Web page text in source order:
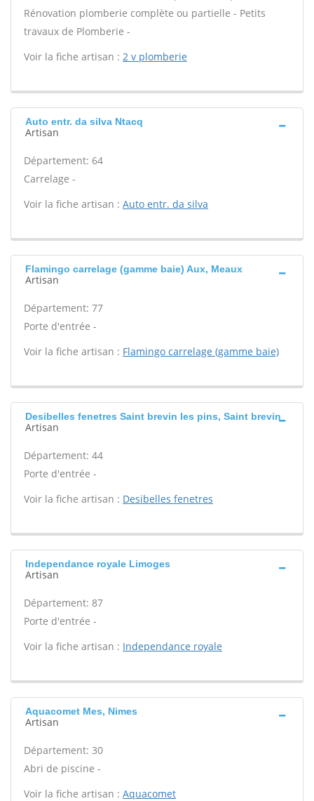
Rénovation plomberie complète ou partielle - Petits
travaux de Plomberie -
Voir la fiche artisan : 2 v plomberie
Auto entr. da silva Ntacq
Artisan
Département: 64
Carrelage -
Voir la fiche artisan : Auto entr. da silva
Flamingo carrelage (gamme baie) Aux, Meaux
Artisan
Département: 77
Porte d'entrée -
Voir la fiche artisan : Flamingo carrelage (gamme baie)
Desibelles fenetres Saint brevin les pins, Saint brevin
Artisan
Département: 44
Porte d'entrée -
Voir la fiche artisan : Desibelles fenetres
Independance royale Limoges
Artisan
Département: 87
Porte d'entrée -
Voir la fiche artisan : Independance royale
Aquacomet Mes, Nimes
Artisan
Département: 30
Abri de piscine -
Voir la fiche artisan : Aquacomet